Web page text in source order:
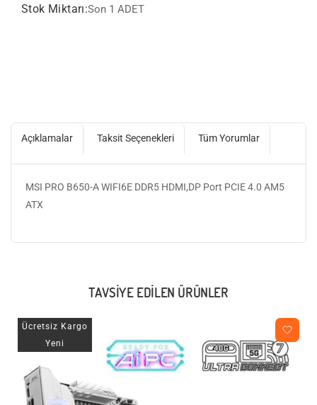
Stok Miktarı:Son 1 ADET
Açıklamalar Taksit Seçenekleri Tüm Yorumlar
MSI PRO B650-A WIFI6E DDR5 HDMI,DP Port PCIE 4.0 AM5
ATX
TAVSIYE EDILEN ÜRÜNLER
Ücretsiz Kargo
Yeni